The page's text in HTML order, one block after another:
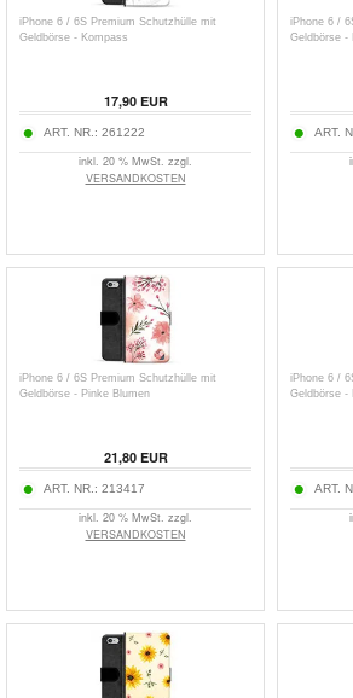
iPhone 6 / 6S Premium Schutzhülle mit
Geldbörse - Kompass
17,90EUR
ART. NR.: 261222
inkl. 20 % MwSt. zzgl.
VERSANDKOSTEN
iPhone 6 /
Geldbörse -
ART.
iPhone 6 / 6S Premium Schutzhülle mit
Geldbörse - Pinke Blumen
21,80EUR
ART. NR.: 213417
inkl. 20 % MwSt. zzgl.
VERSANDKOSTEN
iPhone 6 /
Geldbörse -
ART.